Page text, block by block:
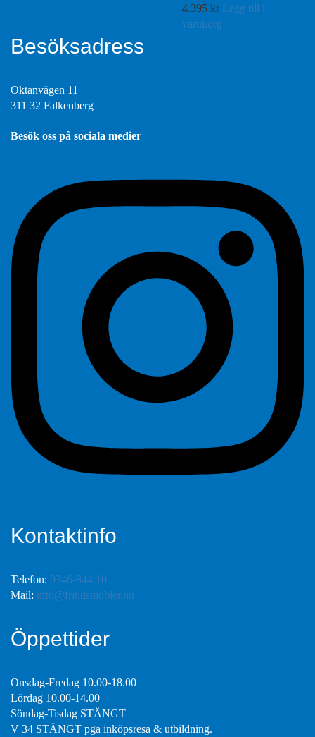
4.395 kr Lägg till i
varukorg
Besöksadress
Oktanvägen 11
311 32 Falkenberg
Besök oss på sociala medier
Kontaktinfo
Telefon: 0346-844 10
Mail: info@fritidsmobler.nu
Öppettider
Onsdag-Fredag 10.00-18.00
Lördag 10.00-14.00
Söndag-Tisdag STÄNGT
V 34 STÄNGT pga inköpsresa & utbildning.